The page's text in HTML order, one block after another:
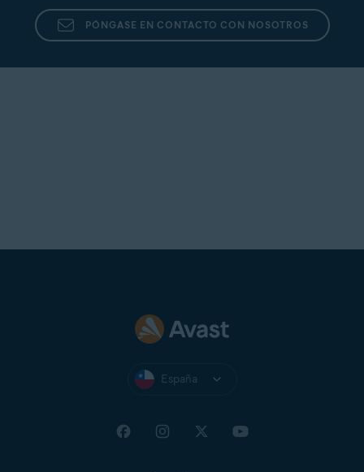
PÓNGASE EN CONTACTO CON NOSOTROS
España